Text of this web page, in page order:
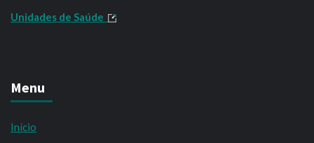
Unidades de Saúde
Menu
Início